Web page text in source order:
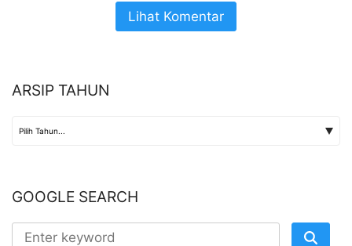
Lihat Komentar
ARSIP TAHUN
GOOGLE SEARCH